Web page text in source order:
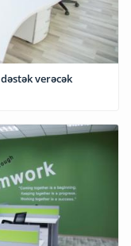
verəcək